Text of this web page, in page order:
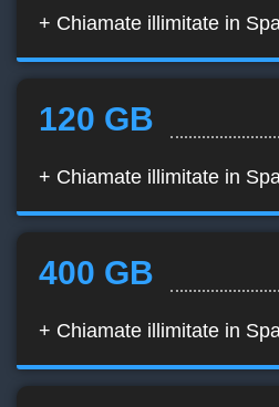
+ Chiamate illimitate in
120 GB
+ Chiamate illimitate in
400 GB
+ Chiamate illimitate in